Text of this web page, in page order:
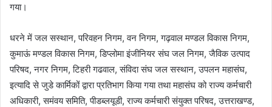
गया।
धरने में जल सस्थान, परिवहन निगम, वन निगम, गढ़वाल मण्डल विकास निगम,
कुमाऊं मण्डल विकास निगम, डिप्लोमा इंजीनियर संघ जल निगम, जैविक उत्पाद
परिषद, नगर निगम, टिहरी गढवाल, संविदा संघ जल सस्थान, उपलन महासंघ,
इत्यादि से जुडे कार्मिकों द्वारा प्रतिभाग किया गया तथा महासंघ को राज्य कर्मचारी
अधिकारी, समंवय समिति, पीडब्लयूडी, राज्य कर्मचारी संयुक्त परिषद, उत्तराखण्ड,